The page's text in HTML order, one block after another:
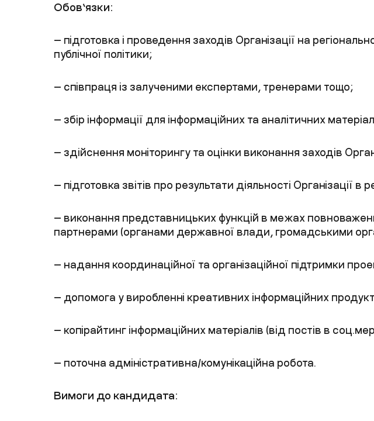
Обов’язки:
— підготовка і проведення заходів Організації на
публічної політики;
— співпраця із залученими експертами, тренерами тощо;
— збір інформації для інформаційних та аналітичних
— здійснення моніторингу та оцінки виконання заходів
— підготовка звітів про результати діяльності Організації в
— виконання представницьких функцій в межах
партнерами (органами державної влади, громадськими
— надання координаційної та організаційної підтримки
— допомога у виробленні креативних інформаційних
— копірайтинг інформаційних матеріалів (від постів в
— поточна адміністративна/комунікаційна робота.
Вимоги до кандидата: